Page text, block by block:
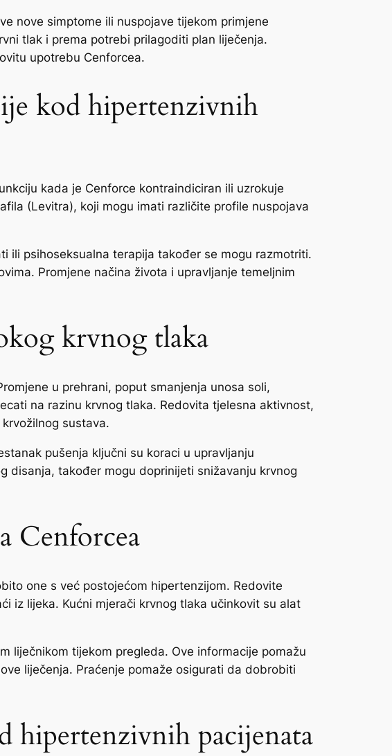
nove simptome ili nuspojave tijekom primjene
tlak i prema potrebi prilagoditi plan liječenja.
upotrebu Cenforcea.
kod hipertenzivnih
kada je Cenforce kontraindiciran ili uzrokuje
(Levitra), koji mogu imati različite profile nuspojava
ili psihoseksualna terapija također se mogu razmotriti.
Promjene načina života i upravljanje temeljnim
krvnog tlaka
u prehrani, poput smanjenja unosa soli,
na razinu krvnog tlaka. Redovita tjelesna aktivnost,
sustava.
pušenja ključni su koraci u upravljanju
disanja, također mogu doprinijeti snižavanju krvnog
Cenforcea
one s već postojećom hipertenzijom. Redovite
iz lijeka. Kućni mjerači krvnog tlaka učinkovit su alat
liječnikom tijekom pregleda. Ove informacije pomažu
liječenja. Praćenje pomaže osigurati da dobrobiti
hipertenzivnih pacijenata